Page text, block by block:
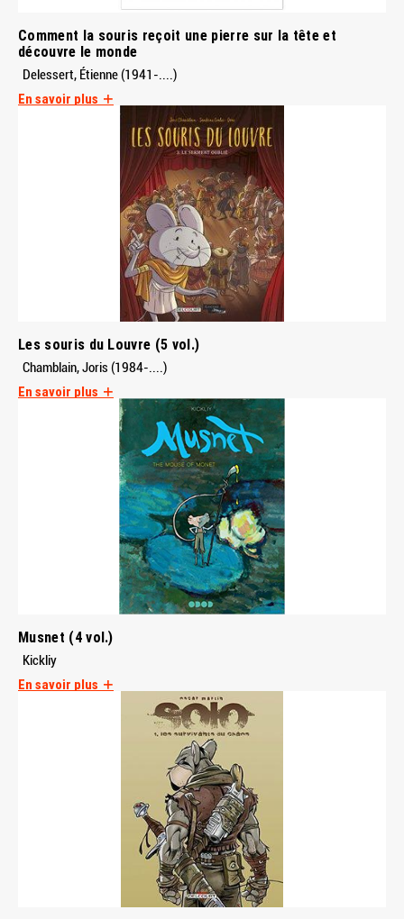
Comment la souris reçoit une pierre sur la tête et
découvre le monde
Delessert, Étienne (1941-....)
En savoir plus
Les souris du Louvre (5 vol.)
Chamblain, Joris (1984-....)
En savoir plus
Musnet (4 vol.)
Kickliy
En savoir plus